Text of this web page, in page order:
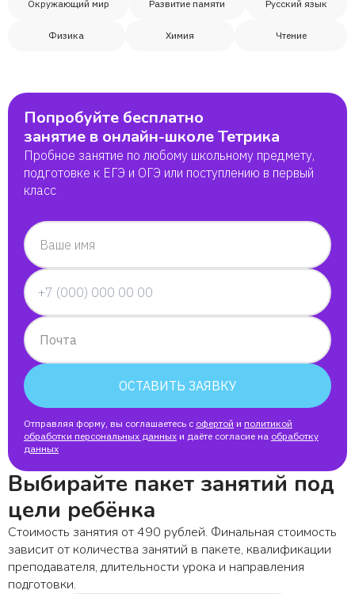
Окружающий мир Развитие памяти Русский язык
Физика Химия Чтение
Попробуйте бесплатно
занятие в онлайн-школе Тетрика
Пробное занятие по любому школьному предмету,
подготовке к ЕГЭ и ОГЭ или поступлению в первый
класс
Ваше имя
Почта
ОСТАВИТЬ ЗАЯВКУ
Отправляя форму, вы соглашаетесь с офертой и политикой
обработки персональных данных и даёте согласие на обработку
данных
Выбирайте пакет занятий под
цели ребёнка
Стоимость занятия от 490 рублей. Финальная стоимость
зависит от количества занятий в пакете, квалификации
преподавателя, длительности урока и направления
подготовки.